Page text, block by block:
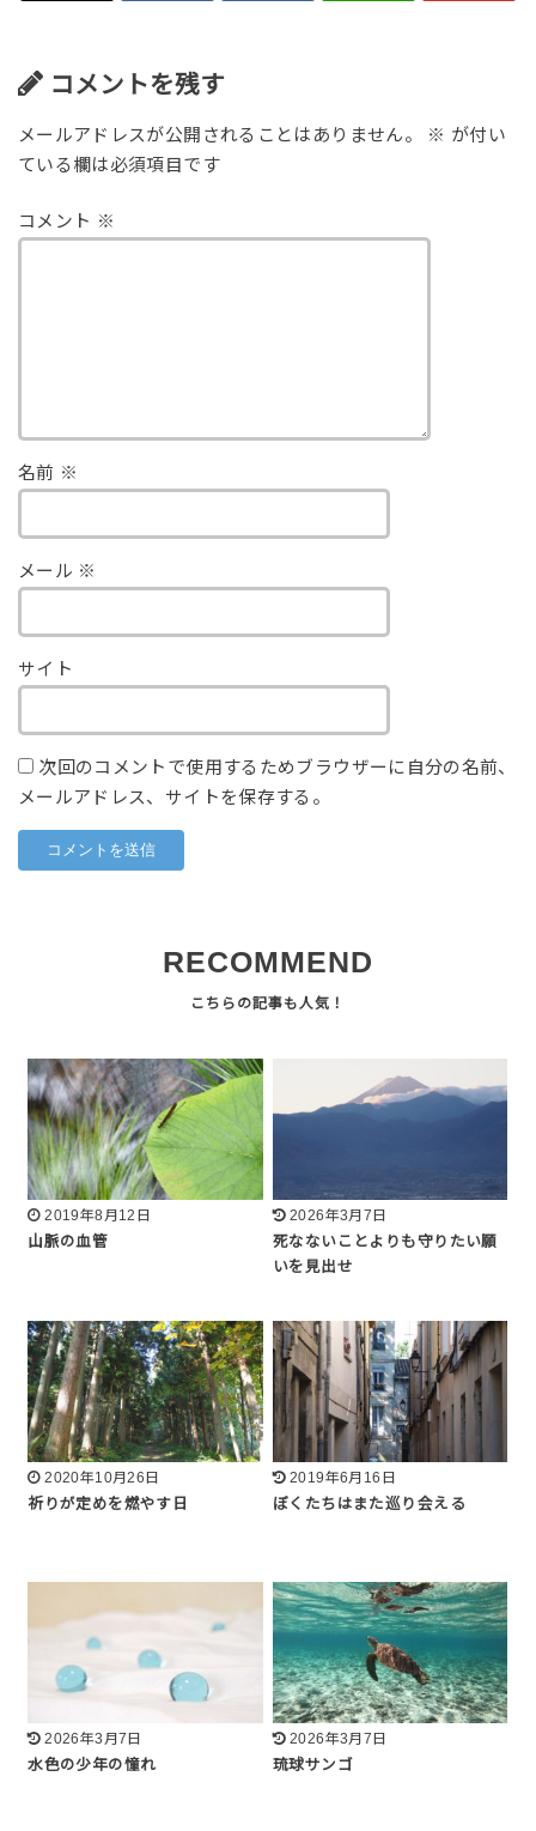
コメントを残す
メールアドレスが公開されることはありません。 ※ が付い
ている欄は必須項目です
コメント ※
名前 ※
メール ※
サイト
次回のコメントで使用するためブラウザーに自分の名前、
メールアドレス、サイトを保存する。
RECOMMEND
2019年8月12日
山脈の血管
2026年3月7日
死なないことよりも守りたい願
いを見出せ
2020年10月26日
祈りが定めを燃やす日
2019年6月16日
ぼくたちはまた巡り会える
2026年3月7日
水色の少年の憧れ
2026年3月7日
琉球サンゴ